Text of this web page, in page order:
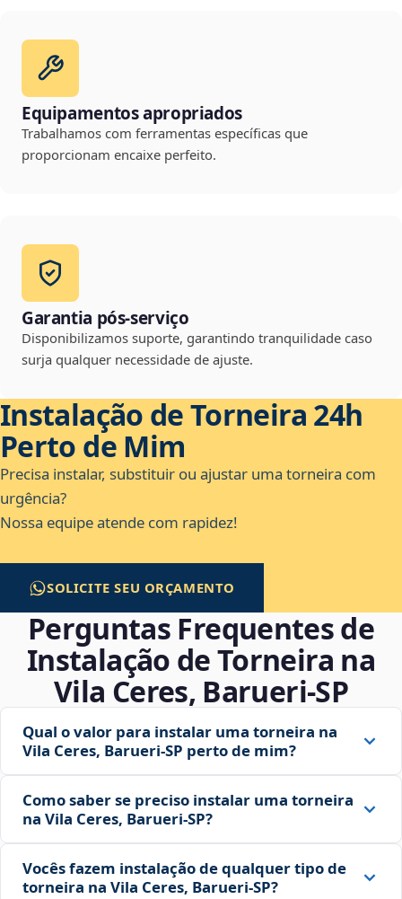
Equipamentos apropriados
Trabalhamos com ferramentas específicas que
proporcionam encaixe perfeito.
Garantia pós-serviço
Disponibilizamos suporte, garantindo tranquilidade caso
surja qualquer necessidade de ajuste.
Instalação de Torneira 24h
Perto de Mim
Precisa instalar, substituir ou ajustar uma torneira com
urgência?
Nossa equipe atende com rapidez!
SOLICITE SEU ORÇAMENTO
Perguntas Frequentes de
Instalação de Torneira na
Vila Ceres, Barueri‑SP
Qual o valor para instalar uma torneira na
Vila Ceres, Barueri‑SP perto de mim?
Como saber se preciso instalar uma torneira
na Vila Ceres, Barueri‑SP?
Vocês fazem instalação de qualquer tipo de
torneira na Vila Ceres, Barueri‑SP?